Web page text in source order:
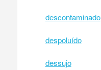
descontaminado
despoluído
dessujo